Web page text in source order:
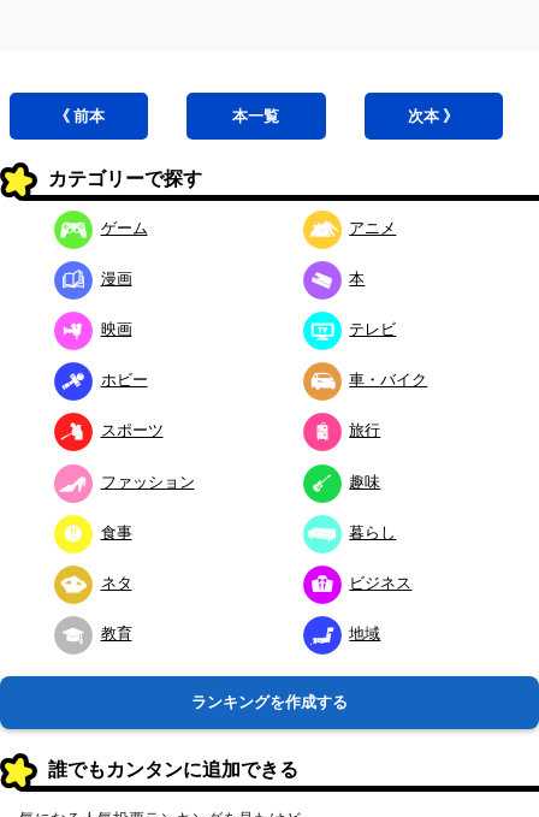
《 前本 本一覧 次本 》
カテゴリーで探す
ゲーム アニメ
漫画 本
映画 テレビ
ホビー 車・バイク
スポーツ 旅行
ファッション 趣味
食事 暮らし
ネタ ビジネス
教育 地域
ランキングを作成する
誰でもカンタンに追加できる